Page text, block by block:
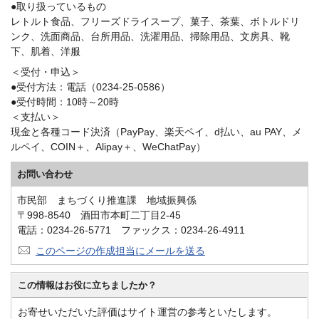
●取り扱っているもの
レトルト食品、フリーズドライスープ、菓子、茶葉、ボトルドリ
ンク、洗面商品、台所用品、洗濯用品、掃除用品、文房具、靴
下、肌着、洋服
＜受付・申込＞
●受付方法：電話（0234-25-0586）
●受付時間：10時～20時
＜支払い＞
現金と各種コード決済（PayPay、楽天ペイ、d払い、au PAY、メ
ルペイ、COIN＋、Alipay＋、WeChatPay）
お問い合わせ
市民部 まちづくり推進課 地域振興係
〒998-8540 酒田市本町二丁目2-45
電話：0234-26-5771 ファックス：0234-26-4911
このページの作成担当にメールを送る
この情報はお役に立ちましたか？
お寄せいただいた評価はサイト運営の参考といたします。